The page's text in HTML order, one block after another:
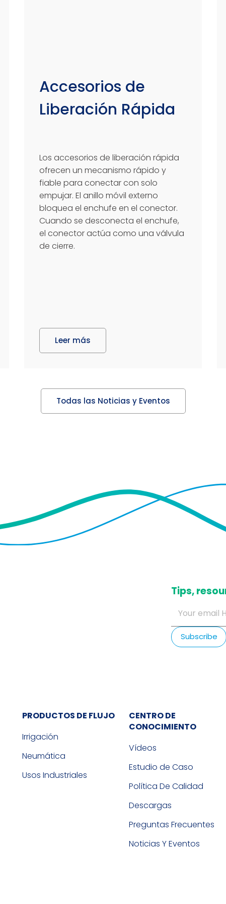
Accesorios de
Liberación Rápida
Los accesorios de liberación rápida
ofrecen un mecanismo rápido y
fiable para conectar con solo
empujar. El anillo móvil externo
bloquea el enchufe en el conector.
Cuando se desconecta el enchufe,
el conector actúa como una válvula
de cierre.
Leer más
Todas las Noticias y Eventos
​Tips,
PRODUCTOS DE FLUJO
Irrigación
Neumática
Usos Industriales
CENTRO DE
CONOCIMIENTO
Vídeos
Estudio de Caso
Política De Calidad
Descargas
Preguntas Frecuentes
Noticias Y Eventos